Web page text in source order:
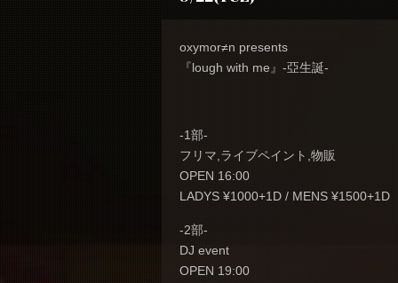
oxymor≠n presents
『lough with me』-亞生誕-
-1部-
フリマ,ライブペイント,物販
OPEN 16:00
LADYS ¥1000+1D / MENS ¥1500+1D
-2部-
DJ event
OPEN 19:00